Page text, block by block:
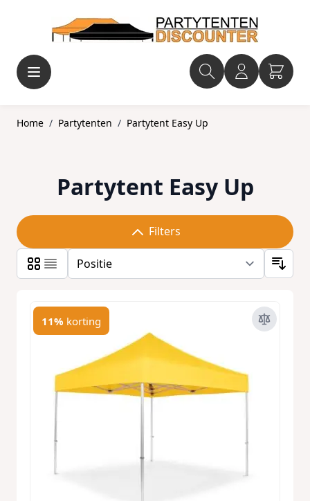
Home / Partytenten / Partytent Easy Up
Partytent Easy Up
Filters
11% korting